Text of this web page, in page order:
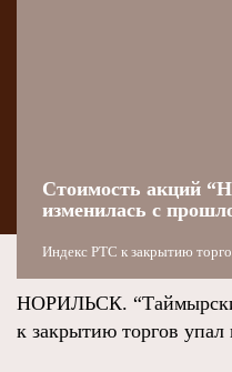
Стоимость акций
изменилась с
Индекс РТС к закрытию
НОРИЛЬСК.
к закрытию торгов